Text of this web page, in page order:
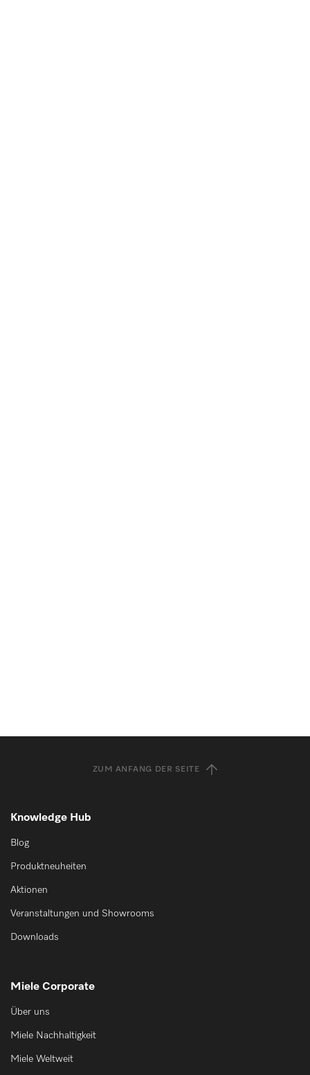
ZUM ANFANG DER SEITE
Knowledge Hub
Blog
Produktneuheiten
Aktionen
Veranstaltungen und Showrooms
Downloads
Miele Corporate
Über uns
Miele Nachhaltigkeit
Miele Weltweit